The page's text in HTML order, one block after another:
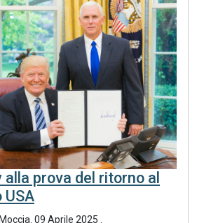
prova del ritorno al
09 Aprile 2025